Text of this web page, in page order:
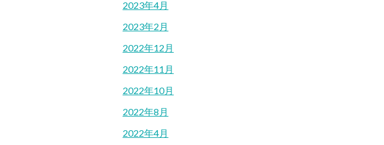
2023年4月
2023年2月
2022年12月
2022年11月
2022年10月
2022年8月
2022年4月